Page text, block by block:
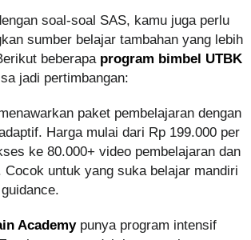
soal-soal SAS, kamu juga perlu
sumber belajar tambahan yang lebih
beberapa program bimbel UTBK
jadi pertimbangan:
paket pembelajaran dengan
Harga mulai dari Rp 199.000 per
ke 80.000+ video pembelajaran dan
Cocok untuk yang suka belajar mandiri
Academypunya program intensif